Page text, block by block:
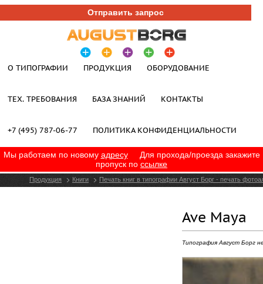
Отправить запрос
О ТИПОГРАФИИ ПРОДУКЦИЯ ОБОРУДОВАНИЕ
ТЕХ. ТРЕБОВАНИЯ БАЗА ЗНАНИЙ КОНТАКТЫ
+7 (495) 787-06-77 ПОЛИТИКА КОНФИДЕНЦИАЛЬНОСТИ
Мы работаем по новому адресу
Для прохода/проезда закажите
пропуск по ссылке
Продукция Книги Печать книг в типографии Август Борг - печать
Ave Maya
Типография Август Борг